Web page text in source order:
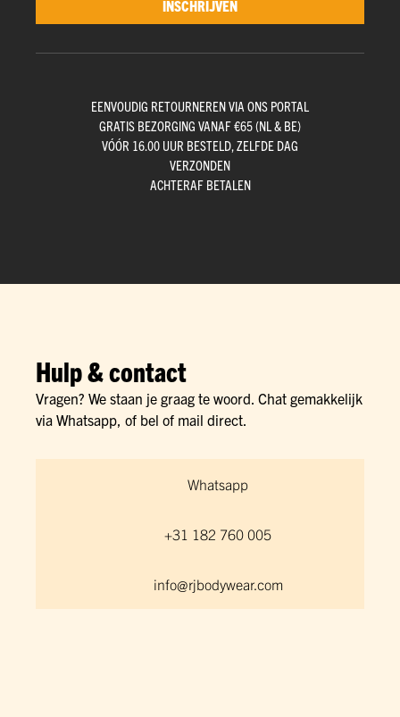
INSCHRIJVEN
EENVOUDIG RETOURNEREN VIA ONS PORTAL
GRATIS BEZORGING VANAF €65 (NL & BE)
VÓÓR 16.00 UUR BESTELD, ZELFDE DAG
VERZONDEN
ACHTERAF BETALEN
Hulp & contact
Vragen? We staan je graag te woord. Chat gemakkelijk
via Whatsapp, of bel of mail direct.
Whatsapp
+31 182 760 005
info@rjbodywear.com